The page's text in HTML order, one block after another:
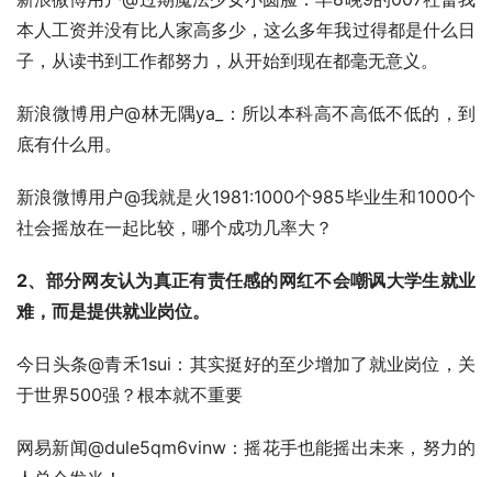
本人工资并没有比人家高多少，这么多年我过得都是什么日
子，从读书到工作都努力，从开始到现在都毫无意义。
新浪微博用户@林无隅ya_：所以本科高不高低不低的，到
底有什么用。
新浪微博用户@我就是火1981:1000个985毕业生和1000个
社会摇放在一起比较，哪个成功几率大？
2、部分网友认为真正有责任感的网红不会嘲讽大学生就业
难，而是提供就业岗位。
今日头条@青禾1sui：其实挺好的至少增加了就业岗位，关
于世界500强？根本就不重要
网易新闻@dule5qm6vinw：摇花手也能摇出未来，努力的